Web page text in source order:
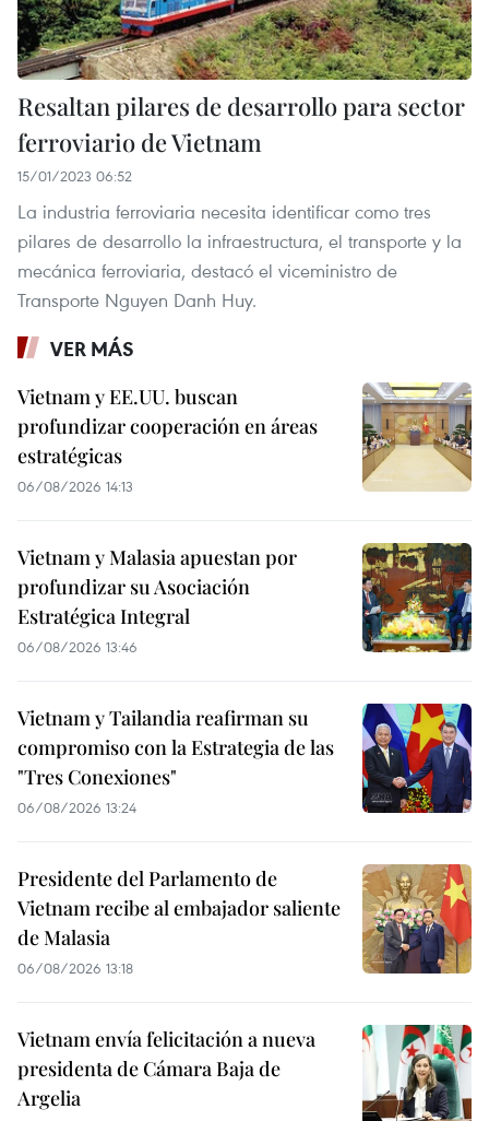
Resaltan pilares de desarrollo para sector
ferroviario de Vietnam
15/01/2023 06:52
La industria ferroviaria necesita identificar como tres
pilares de desarrollo la infraestructura, el transporte y la
mecánica ferroviaria, destacó el viceministro de
Transporte Nguyen Danh Huy.
VER MÁS
Vietnam y EE.UU. buscan
profundizar cooperación en áreas
estratégicas
06/08/2026 14:13
Vietnam y Malasia apuestan por
profundizar su Asociación
Estratégica Integral
06/08/2026 13:46
Vietnam y Tailandia reafirman su
compromiso con la Estrategia de las
"Tres Conexiones"
06/08/2026 13:24
Presidente del Parlamento de
Vietnam recibe al embajador saliente
de Malasia
06/08/2026 13:18
Vietnam envía felicitación a nueva
presidenta de Cámara Baja de
Argelia